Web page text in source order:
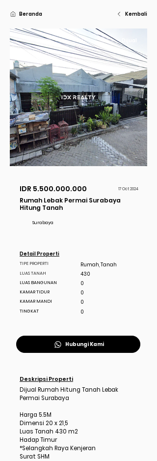
Beranda Kembali
IDR 5.500.000.000 17 Oct 2024
Rumah Lebak Permai Surabaya
Hitung Tanah
Surabaya
Detail Properti
TIPE PROPERTI
LUAS TANAH
LUAS BANGUNAN
KAMAR TIDUR
KAMAR MANDI
TINGKAT
Rumah, Tanah
430
0
0
0
0
Hubungi Kami
Deskripsi Properti
Dijual Rumah Hitung Tanah Lebak
Permai Surabaya
Harga 5.5M
Dimensi 20 x 21,5
Luas Tanah 430 m2
Hadap Timur
*Selangkah Raya Kenjeran
Surat SHM